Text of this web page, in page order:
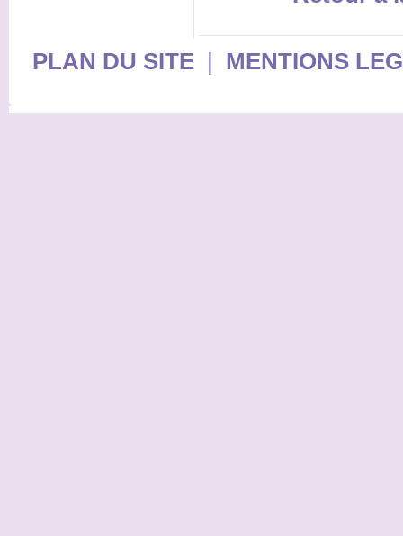
PLAN DU SITE| MENTIONS